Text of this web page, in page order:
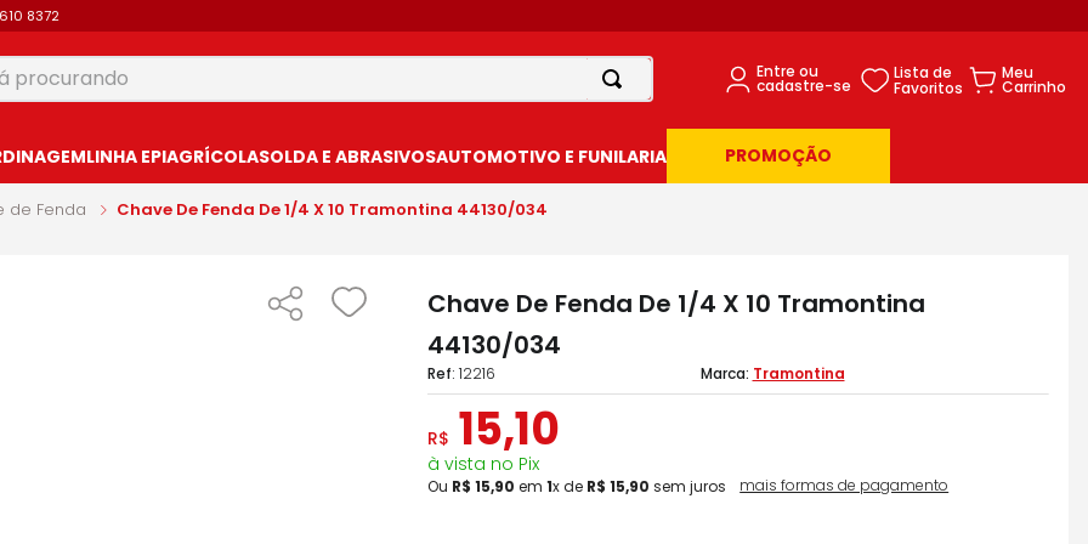
8372
LINHA EPIAGRÍCOLASOLDA E ABRASIVOSAUTOMOTIVO E FUNILARIA PROMOÇÃO
de Fenda Chave De Fenda De 1/4 X 10 Tramontina 44130/034
Chave De Fenda De 1/4 X 10 Tramontina
44130/034
: 12216 Tramontina
R$ 15,10
à vista no Pix
Ou R$ 15,90 em 1x de R$ 15,90 sem juros mais formas de pagamento